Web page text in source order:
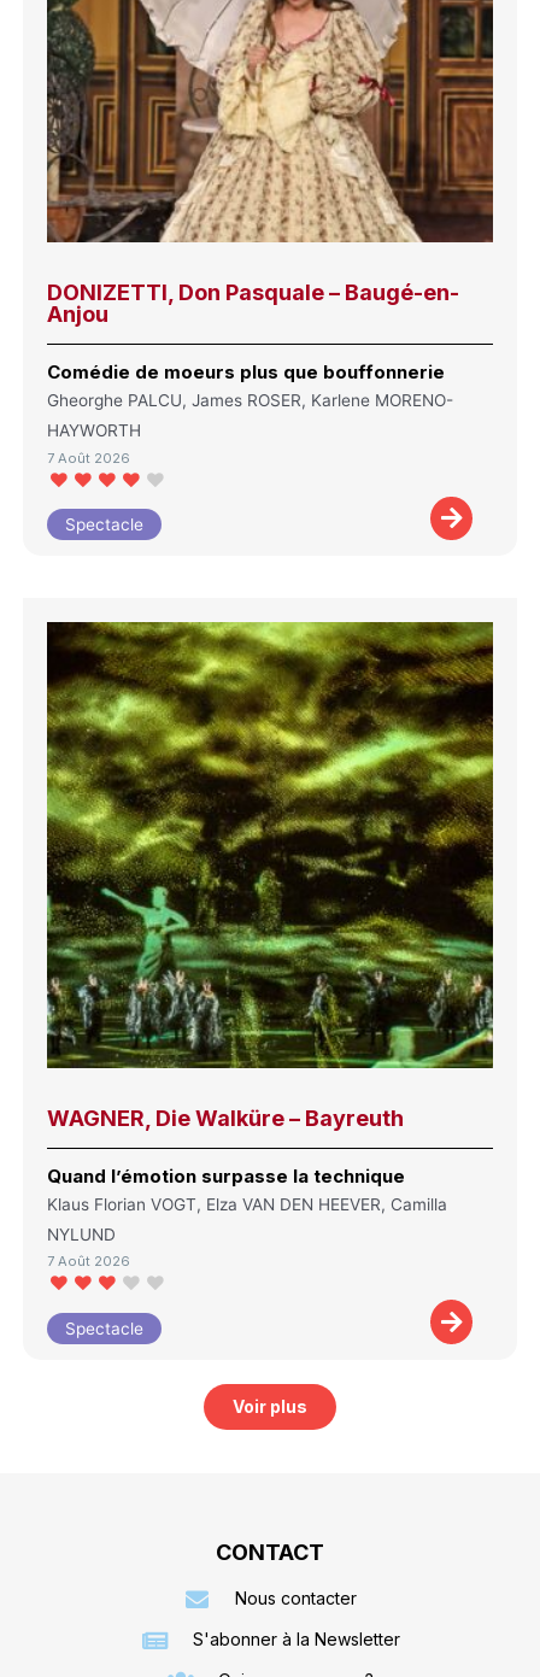
DONIZETTI, Don Pasquale – Baugé-en-
Anjou
Comédie de moeurs plus que bouffonnerie
Gheorghe PALCU, James ROSER, Karlene MORENO-
HAYWORTH
7 Août 2026
Spectacle
WAGNER, Die Walküre – Bayreuth
Quand l’émotion surpasse la technique
Klaus Florian VOGT, Elza VAN DEN HEEVER, Camilla
NYLUND
7 Août 2026
Spectacle
Voir plus
CONTACT
Nous contacter
S'abonner à la Newsletter